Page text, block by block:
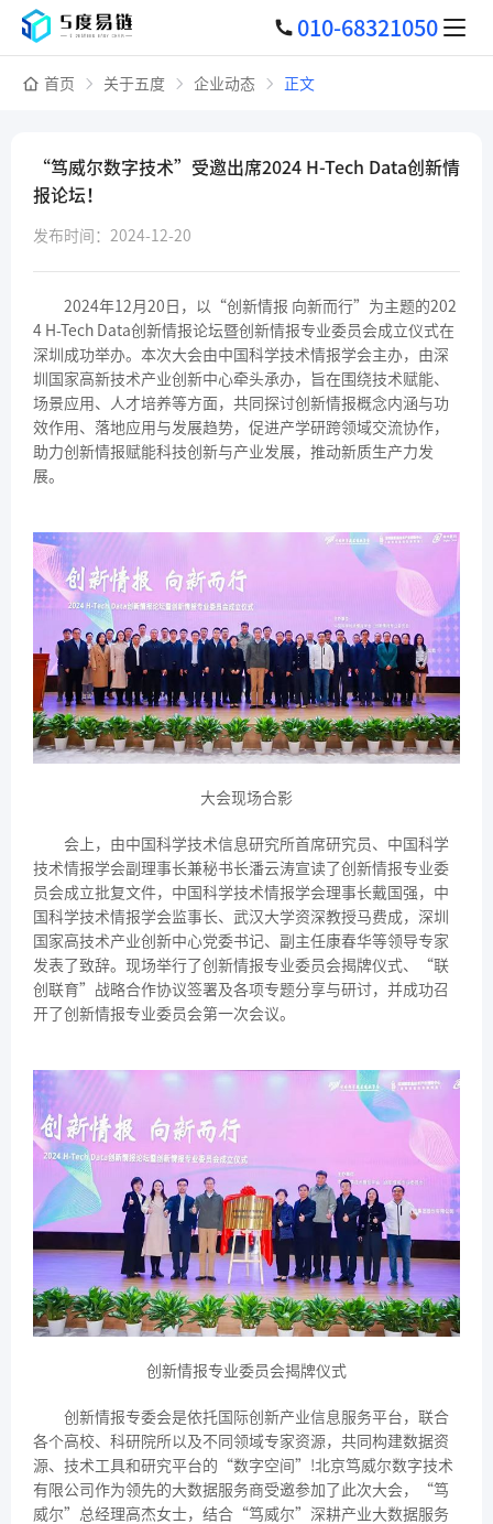
010-68321050
首页 关于五度 企业动态 正文
“笃威尔数字技术”受邀出席2024 H-Tech Data创新情
报论坛！
发布时间：2024-12-20
2024年12月20日，以“创新情报 向新而行”为主题的202
4 H-Tech Data创新情报论坛暨创新情报专业委员会成立仪式在
深圳成功举办。本次大会由中国科学技术情报学会主办，由深
圳国家高新技术产业创新中心牵头承办，旨在围绕技术赋能、
场景应用、人才培养等方面，共同探讨创新情报概念内涵与功
效作用、落地应用与发展趋势，促进产学研跨领域交流协作，
助力创新情报赋能科技创新与产业发展，推动新质生产力发
展。
大会现场合影‍
会上，由中国科学技术信息研究所首席研究员、中国科学
技术情报学会副理事长兼秘书长潘云涛宣读了创新情报专业委
员会成立批复文件，中国科学技术情报学会理事长戴国强，中
国科学技术情报学会监事长、武汉大学资深教授马费成，深圳
国家高技术产业创新中心党委书记、副主任康春华等领导专家
发表了致辞。现场举行了创新情报专业委员会揭牌仪式、“联
创联育”战略合作协议签署及各项专题分享与研讨，并成功召
开了创新情报专业委员会第一次会议。
创新情报专业委员会揭牌仪式
创新情报专委会是依托国际创新产业信息服务平台，联合
各个高校、科研院所以及不同领域专家资源，共同构建数据资
源、技术工具和研究平台的“数字空间”!北京笃威尔数字技术
有限公司作为领先的大数据服务商受邀参加了此次大会，“笃
威尔”总经理高杰女士，结合“笃威尔”深耕产业大数据服务